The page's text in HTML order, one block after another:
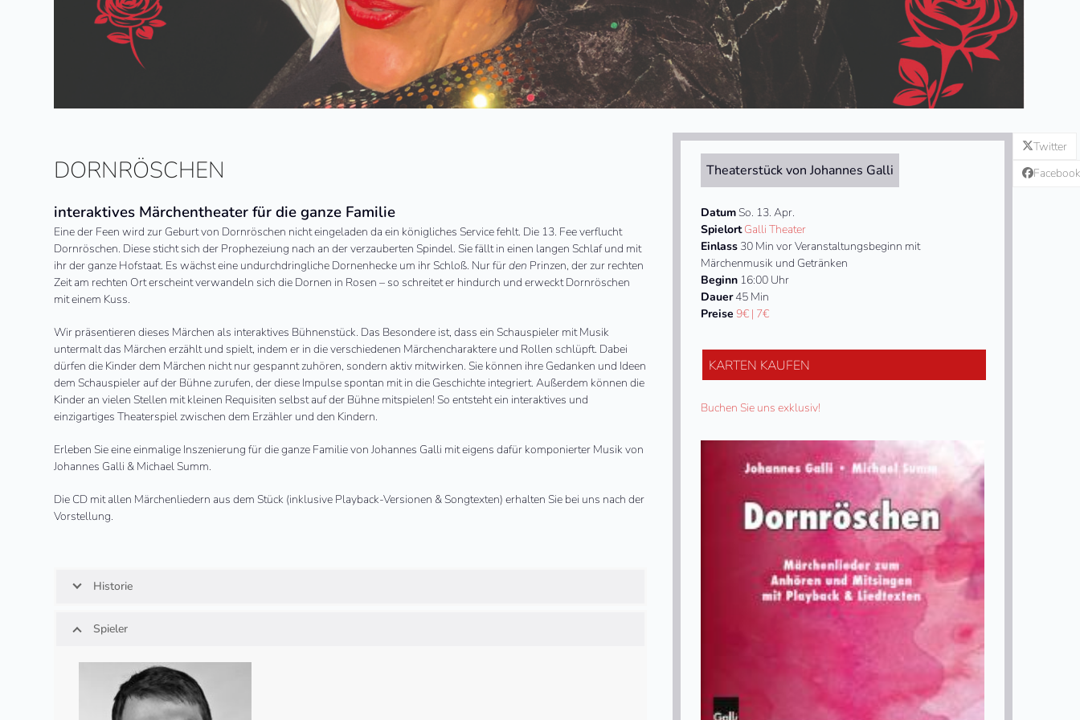
DORNRÖSCHEN
interaktives Märchentheater für die ganze Familie
Eine der Feen wird zur Geburt von Dornröschen nicht eingeladen da ein königliches Service fehlt. Die 13. Fee verflucht
Dornröschen. Diese sticht sich der Prophezeiung nach an der verzauberten Spindel. Sie fällt in einen langen Schlaf und mit
ihr der ganze Hofstaat. Es wächst eine undurchdringliche Dornenhecke um ihr Schloß. Nur fürden Prinzen, der zur rechten
Zeit am rechten Ort erscheint verwandeln sich die Dornen in Rosen – so schreitet er hindurch und erweckt Dornröschen
mit einem Kuss.
Wir präsentieren dieses Märchen als interaktives Bühnenstück. Das Besondere ist, dass ein Schauspieler mit Musik
untermalt das Märchen erzählt und spielt, indem er in die verschiedenen Märchencharaktere und Rollen schlüpft. Dabei
dürfen die Kinder dem Märchen nicht nur gespannt zuhören, sondern aktiv mitwirken. Sie können ihre Gedanken und Ideen
dem Schauspieler auf der Bühne zurufen, der diese Impulse spontan mit in die Geschichte integriert. Außerdem können die
Kinder an vielen Stellen mit kleinen Requisiten selbst auf der Bühne mitspielen! So entsteht ein interaktives und
einzigartiges Theaterspiel zwischen dem Erzähler und den Kindern.
Erleben Sie eine einmalige Inszenierung für die ganze Familie von Johannes Galli mit eigens dafür komponierter Musik von
Johannes Galli & Michael Summ.
Die CD mit allen Märchenliedern aus dem Stück (inklusive Playback-Versionen & Songtexten) erhalten Sie bei uns nach der
Vorstellung.
Historie
Spieler
Theaterstück von Johannes Galli
DatumSo. 13. Apr.
Spielort Galli Theater
Einlass 30 Min vor Veranstaltungsbeginn mit
Märchenmusik und Getränken
Beginn 16:00 Uhr
Dauer45 Min
Preise 9€ | 7€
KARTEN KAUFEN
Buchen Sie uns exklusiv!
Twitter